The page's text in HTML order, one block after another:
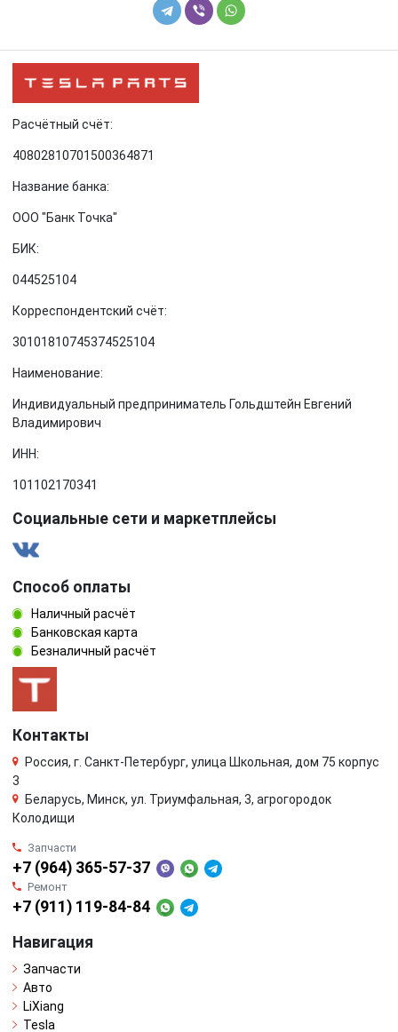
Расчётный счёт:
40802810701500364871
Название банка:
ООО "Банк Точка"
БИК:
044525104
Корреспондентский счёт:
30101810745374525104
Наименование:
Индивидуальный предприниматель Гольдштейн Евгений
Владимирович
ИНН:
101102170341
Социальные сети и маркетплейсы
Способ оплаты
Наличный расчёт
Банковская карта
Безналичный расчёт
Контакты
Россия, г. Санкт-Петербург, улица Школьная, дом 75 корпус
3
Беларусь, Минск, ул. Триумфальная, 3, агрогородок
Колодищи
Запчасти
+7 (964) 365-57-37
Ремонт
+7 (911) 119-84-84
Навигация
Запчасти
Авто
LiXiang
Tesla